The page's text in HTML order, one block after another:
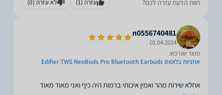
חוות הדעת עזרה לכם? עזרה (1) לא עזרה (0)
n0556740481
01.04.2024
מוצר שנרכש:
אוזניות בלוטוס Edifier TWS NeoBuds Pro Bluetooth Earbuds
אחלא שירות מהר ואמין איכותי ברמות היה כיף ואני מאוד מאוד